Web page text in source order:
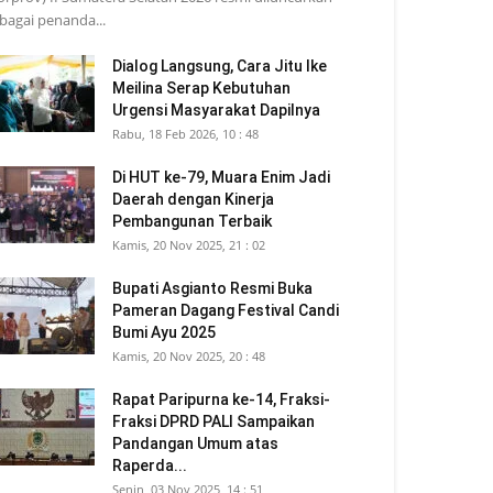
penanda...
Dialog Langsung, Cara Jitu Ike
Meilina Serap Kebutuhan
Urgensi Masyarakat Dapilnya
Rabu, 18 Feb 2026, 10 : 48
Di HUT ke-79, Muara Enim Jadi
Daerah dengan Kinerja
Pembangunan Terbaik
Kamis, 20 Nov 2025, 21 : 02
Bupati Asgianto Resmi Buka
Pameran Dagang Festival Candi
Bumi Ayu 2025
Kamis, 20 Nov 2025, 20 : 48
Rapat Paripurna ke-14, Fraksi-
Fraksi DPRD PALI Sampaikan
Pandangan Umum atas
Raperda...
Senin, 03 Nov 2025, 14 : 51